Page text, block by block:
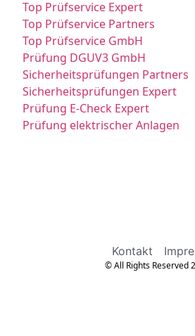
Top Prüfservice Expert
Top Prüfservice Partners
Top Prüfservice GmbH
Prüfung DGUV3 GmbH
Sicherheitsprüfungen Partners
Sicherheitsprüfungen Expert
Prüfung E-Check Expert
Prüfung elektrischer Anlagen
Kontakt
© All Rights Reserved